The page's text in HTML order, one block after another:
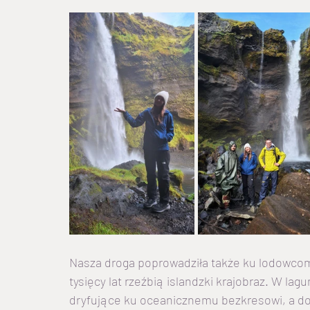
Nasza droga poprowadziła także ku
tysięcy lat rzeźbią islandzki krajobraz. W
dryfujące ku oceanicznemu bezkresowi, a